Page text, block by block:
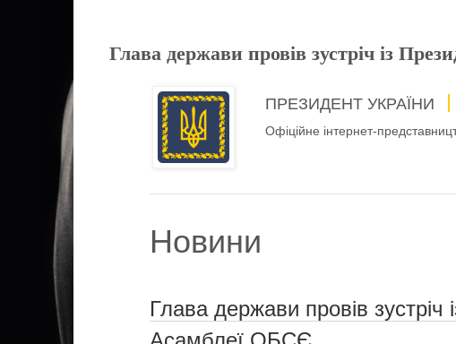
Глава держави провів зустріч із
ПРЕЗИДЕНТ УКРАЇНИ
Офіційне інтернет-
Новини
Глава держави провів